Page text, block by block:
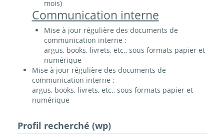
mois)
Communication interne
Mise à jour régulière des documents de
communication interne :
argus, books, livrets, etc., sous formats papier et
numérique
Mise à jour régulière des documents de
communication interne :
argus, books, livrets, etc., sous formats papier et
numérique
Profil recherché (wp)